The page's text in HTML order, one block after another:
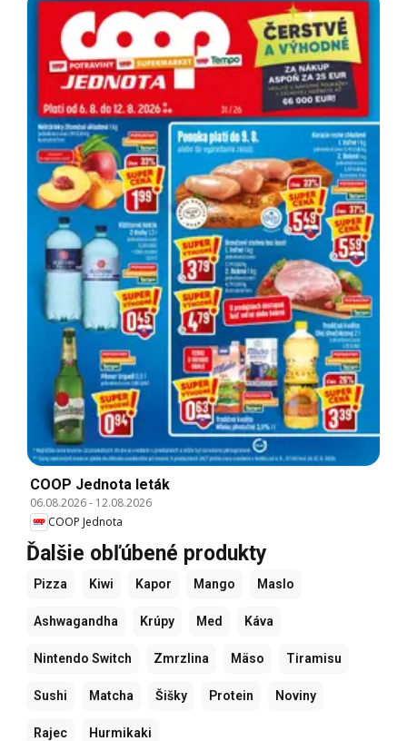
COOP Jednota leták
06.08.2026- 12.08.2026
COOP Jednota
Ďalšie obľúbené produkty
Pizza Kiwi Kapor Mango Maslo
Ashwagandha Krúpy Med Káva
Nintendo Switch Zmrzlina Mäso Tiramisu
Sushi Matcha Šišky Protein Noviny
Rajec Hurmikaki